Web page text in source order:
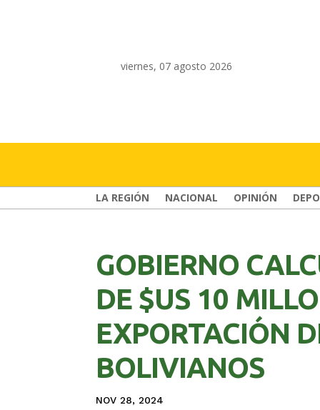
viernes, 07 agosto 2026
LA REGIÓN NACIONAL OPINIÓN
GOBIERNO
DE $US 10
EXPORTACIÓN
BOLIVIANOS
NOV 28, 2024